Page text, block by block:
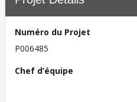
Numéro du Projet
P006485
Chef d’équipe